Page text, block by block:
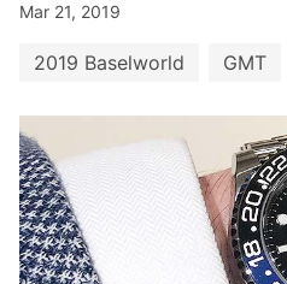
Mar 21, 2019
2019 Baselworld GMT